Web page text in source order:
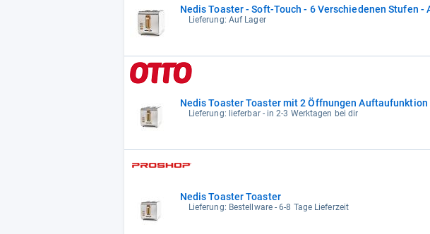
Nedis Toaster - Soft-Touch - 6 Verschiedenen Stufen -
Lieferung: Auf Lager
Nedis Toaster Toaster mit 2 Öffnungen
Lieferung: lieferbar - in 2-3 Werktagen bei dir
Nedis Toaster Toaster
Lieferung: Bestellware - 6-8 Tage Lieferzeit